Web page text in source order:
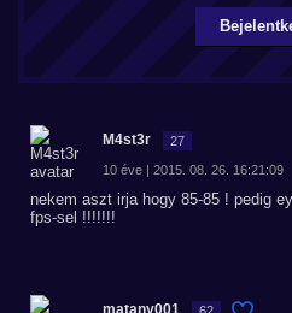
M4st3r 27
10 éve | 2015. 08. 26. 16:21:09
nekem aszt irja hogy 85-85 ! pedig
fps-sel !!!!!!!
matany001 62